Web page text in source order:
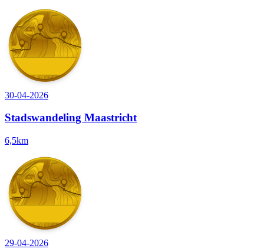
30-04-2026
Stadswandeling Maastricht
6,5km
29-04-2026